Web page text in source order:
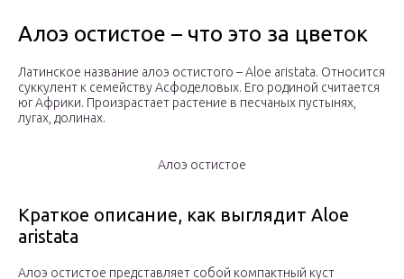
Алоэ остистое – что это за цветок
Латинское название алоэ остистого – Aloe aristata. Относится
суккулент к семейству Асфоделовых. Его родиной считается
юг Африки. Произрастает растение в песчаных пустынях,
лугах, долинах.
Алоэ остистое
Краткое описание, как выглядит Aloe
aristata
Алоэ остистое представляет собой компактный куст